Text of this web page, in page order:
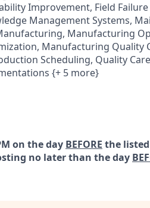
Improvement, Field
Management Systems,
Manufacturing
Manufacturing Quality
Scheduling, Quality
{+ 5 more}
on the day BEFORE the
no later than the day